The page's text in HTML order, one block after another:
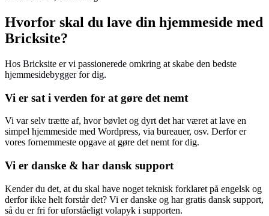
Hvorfor skal du lave din hjemmeside med
Bricksite?
Hos Bricksite er vi passionerede omkring at skabe den bedste
hjemmesidebygger for dig.
Vi er sat i verden for at gøre det nemt
Vi var selv trætte af, hvor bøvlet og dyrt det har været at lave en
simpel hjemmeside med Wordpress, via bureauer, osv. Derfor er
vores fornemmeste opgave at gøre det nemt for dig.
Vi er danske & har dansk support
Kender du det, at du skal have noget teknisk forklaret på engelsk og
derfor ikke helt forstår det? Vi er danske og har gratis dansk support,
så du er fri for uforståeligt volapyk i supporten.